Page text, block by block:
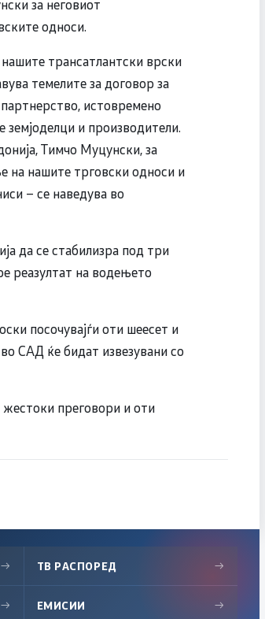
за неговиот
односи.
трансатлантски врски
темелите за договор за
истовремено
земјоделци и производители.
Тимчо Муцунски, за
на нашите трговски односи и
– се наведува во
посочувајѓи оти шеесет и
САД ќе бидат извезувани со
жестоки преговори и оти
→ ТВ РАСПОРЕД →
→ ЕМИСИИ →